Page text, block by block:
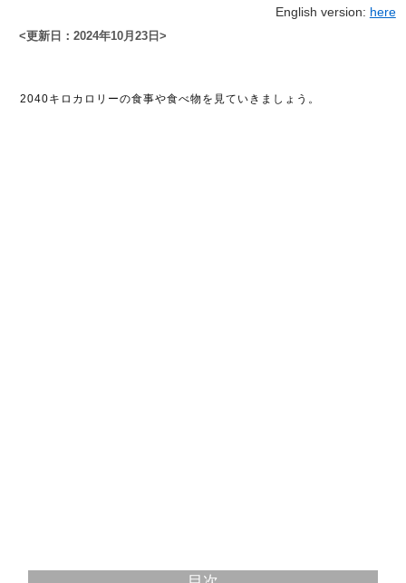
English version: here
<更新日：2024年10月23日>
2040キロカロリーの食事や食べ物を見ていきましょう。